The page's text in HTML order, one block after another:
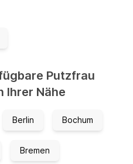
Putzfrau
Ihrer Nähe
Berlin Bochum
Bremen